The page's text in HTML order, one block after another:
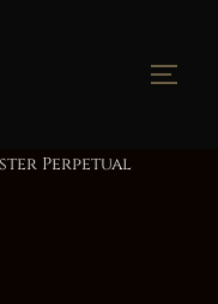
Perpetual